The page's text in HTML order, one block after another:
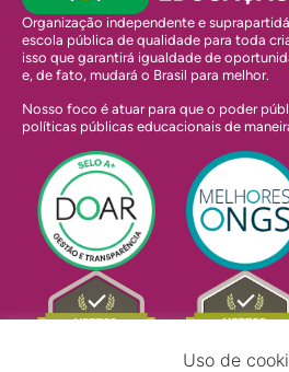
Organização independente e
escola pública de qualidade para toda
isso que garantirá igualdade de
e, de fato, mudará o Brasil para melhor.
Nosso foco é atuar para que o poder
políticas públicas educacionais de
Uso de